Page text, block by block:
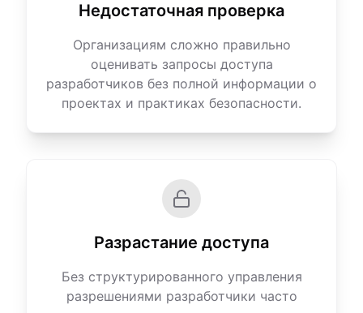
Недостаточная проверка
Организациям сложно правильно
оценивать запросы доступа
разработчиков без полной информации о
проектах и практиках безопасности.
Разрастание доступа
Без структурированного управления
разрешениями разработчики часто